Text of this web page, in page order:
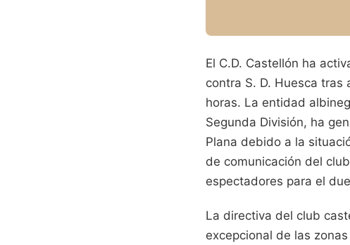
El C.D. Castellón ha
contra S. D. Huesca
horas. La entidad
Segunda División, ha
Plana debido a la
de comunicación del
espectadores para el
La directiva del club
excepcional de las